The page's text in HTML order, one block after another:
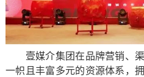
壹媒介集团在品牌营销、渠
一帜且丰富多元的资源体系，